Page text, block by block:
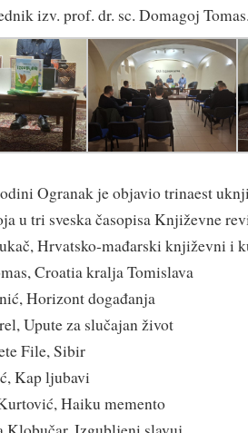
izv. prof. dr. sc. Domagoj
Ogranak je objavio trinaest
u tri sveska časopisa Književne
Hrvatsko-mađarski književni i
Croatia kralja Tomislava
Horizont događanja
Upute za slučajan život
File, Sibir
Kap ljubavi
Haiku memento